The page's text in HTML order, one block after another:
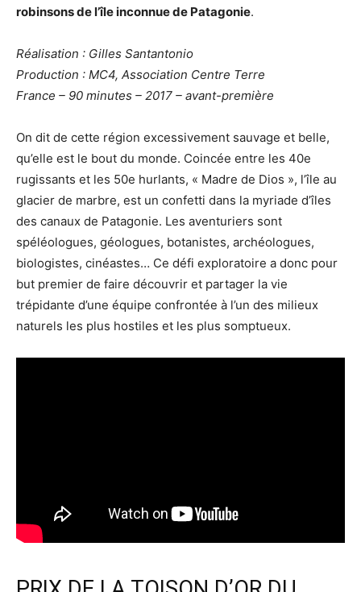
robinsons de l’île inconnue de Patagonie.
Réalisation : Gilles Santantonio
Production : MC4, Association Centre Terre
France – 90 minutes – 2017 – avant-première
On dit de cette région excessivement sauvage et belle,
qu’elle est le bout du monde. Coincée entre les 40e
rugissants et les 50e hurlants, « Madre de Dios », l’île au
glacier de marbre, est un confetti dans la myriade d’îles
des canaux de Patagonie. Les aventuriers sont
spéléologues, géologues, botanistes, archéologues,
biologistes, cinéastes… Ce défi exploratoire a donc pour
but premier de faire découvrir et partager la vie
trépidante d’une équipe confrontée à l’un des milieux
naturels les plus hostiles et les plus somptueux.